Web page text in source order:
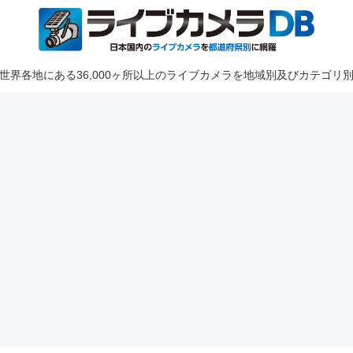
界各地にある36,000ヶ所以上のライブカメラを地域別及びカテゴリ別